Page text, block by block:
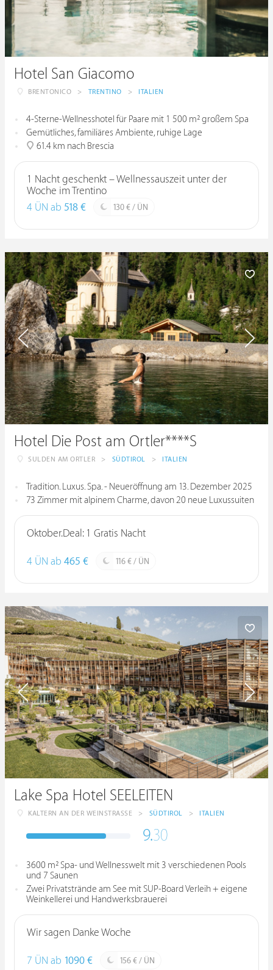
Hotel San Giacomo
BRENTONICO > TRENTINO > ITALIEN
4-Sterne-Wellnesshotel für Paare mit 1 500 m² großem Spa
Gemütliches, familiäres Ambiente, ruhige Lage
61.4 km nach Brescia
1 Nacht geschenkt – Wellnessauszeit unter der
Woche im Trentino
4 ÜN ab 518 € 130 € / ÜN
Hotel Die Post am Ortler****S
SULDEN AM ORTLER > SÜDTIROL > ITALIEN
Tradition. Luxus. Spa. - Neueröffnung am 13. Dezember 2025
73 Zimmer mit alpinem Charme, davon 20 neue Luxussuiten
Oktober.Deal: 1 Gratis Nacht
4 ÜN ab 465 € 116 € / ÜN
Lake Spa Hotel SEELEITEN
KALTERN AN DER WEINSTRASSE > SÜDTIROL > ITALIEN
9.30
3600 m² Spa- und Wellnesswelt mit 3 verschiedenen Pools
und 7 Saunen
Zwei Privatstrände am See mit SUP-Board Verleih + eigene
Weinkellerei und Handwerksbrauerei
Wir sagen Danke Woche
7 ÜN ab 1090 € 156 € / ÜN